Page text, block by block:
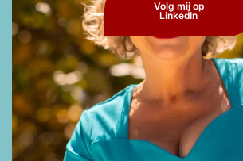
Volg mij op
LinkedIn